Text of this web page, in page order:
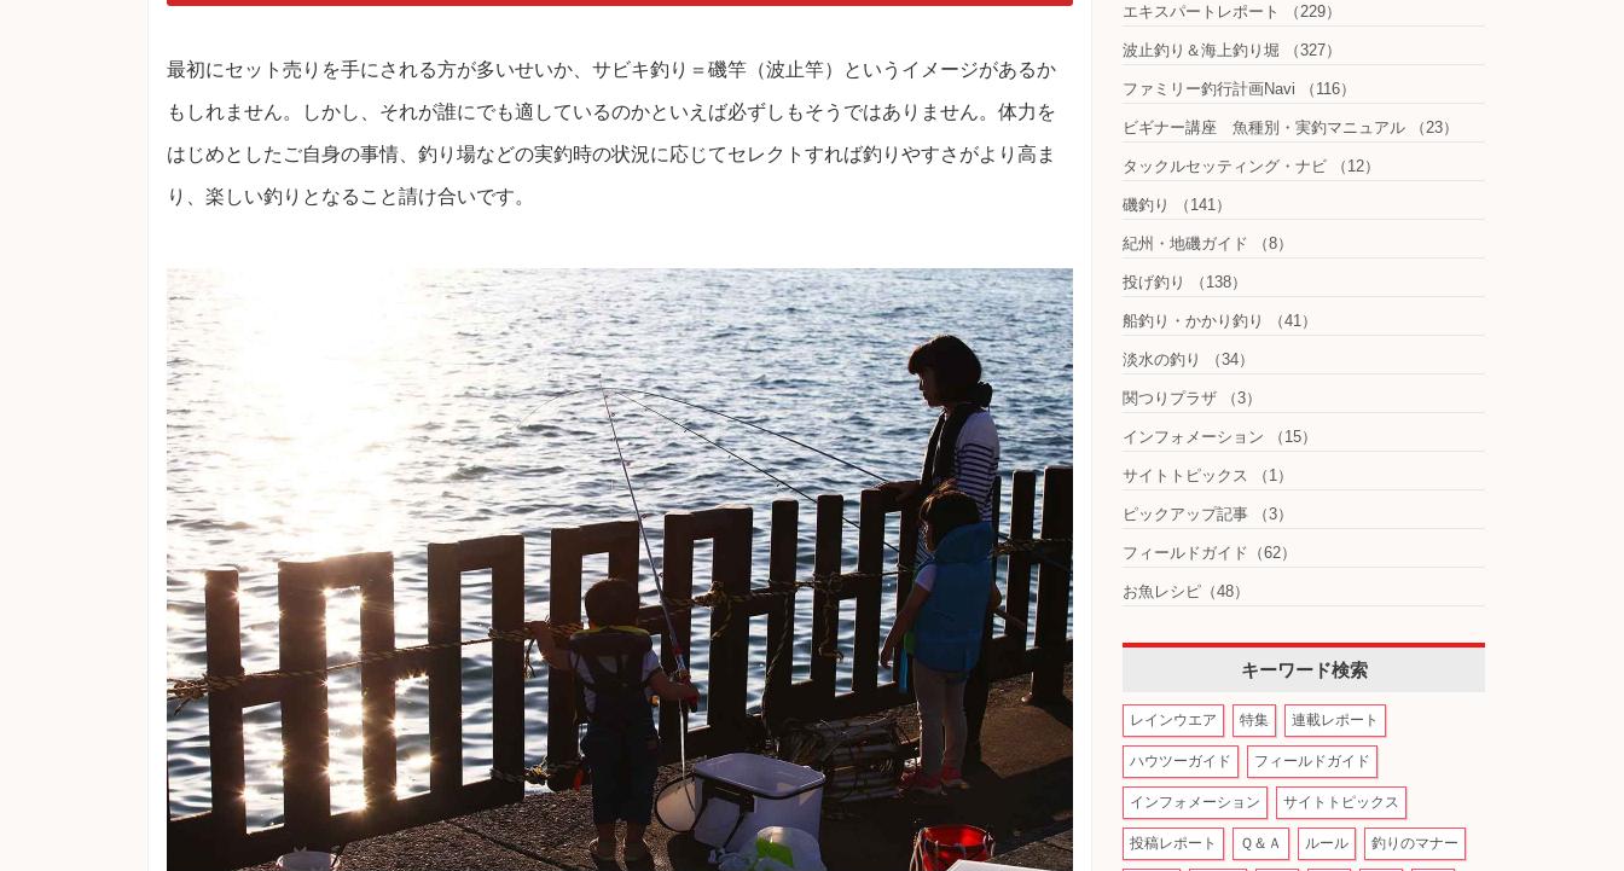
最初にセット売りを手にされる方が多いせいか、サビキ釣り＝磯竿（波止竿）というイメージがあるか
もしれません。しかし、それが誰にでも適しているのかといえば必ずしもそうではありません。体力を
はじめとしたご自身の事情、釣り場などの実釣時の状況に応じてセレクトすれば釣りやすさがより高ま
り、楽しい釣りとなること請け合いです。
エキスパートレポート （229）
波止釣り＆海上釣り堀 （327）
ファミリー釣行計画Navi （116）
ビギナー講座 魚種別・実釣マニュアル （23）
タックルセッティング・ナビ （12）
磯釣り （141）
紀州・地磯ガイド （8）
投げ釣り （138）
船釣り・かかり釣り （41）
淡水の釣り （34）
関つりプラザ （3）
インフォメーション （15）
サイトトピックス （1）
ピックアップ記事 （3）
フィールドガイド （62）
お魚レシピ （48）
キーワード検索
レインウエア 特集 連載レポート
ハウツーガイド フィールドガイド
インフォメーション サイトトピックス
投稿レポート Ｑ＆Ａ ルール 釣りのマナー